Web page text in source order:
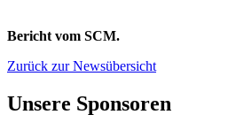
Bericht vom SCM.
Zurück zur Newsübersicht
Unsere Sponsoren